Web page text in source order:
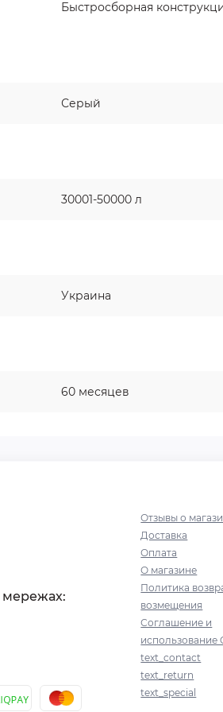
Быстросборная
Серый
30001-50000 л
Украина
60 месяцев
мережах:
Отзывы о
Доставка
Оплата
О магазине
Политика
возмещения
Соглашение и
использование
text_contact
text_return
text_special